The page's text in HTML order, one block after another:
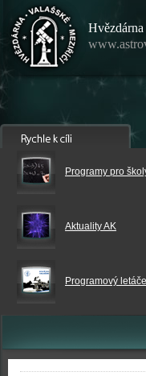
Programy pro
Aktuality AK
Programový